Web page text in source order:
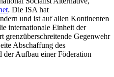
. Die ISA hat
und ist auf allen Kontinenten
internationale Einheit der
grenzüberschreitende Gegenwehr
Abschaffung des
der Aufbau einer Föderation